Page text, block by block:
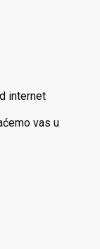
internet
vas u